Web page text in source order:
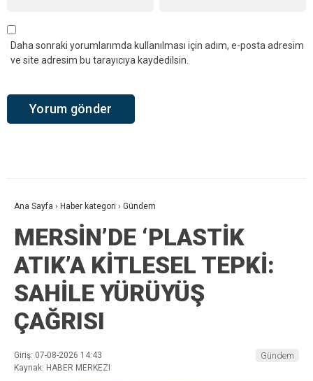
Daha sonraki yorumlarımda kullanılması için adım, e-posta adresim
ve site adresim bu tarayıcıya kaydedilsin.
Ana Sayfa › Haber kategori › Gündem
MERSİN’DE ‘PLASTİK
ATIK’A KİTLESEL TEPKİ:
SAHİLE YÜRÜYÜŞ
ÇAĞRISI
Giriş: 07-08-2026 14:43
Kaynak: HABER MERKEZI
Gündem